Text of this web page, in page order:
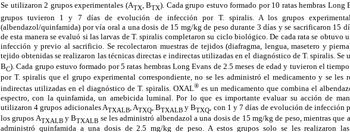
Se utilizaron 2 grupos experimentales (ATX, BTX). Cada grupo estuvo formado por 10 ratas hembras Long
grupos tuvieron 1 y 7 días de evolución de infección por T. spiralis. A los grupos
(albendazol/quinfamida) por vía oral a una dosis de 15 mg/kg de peso durante 3 días y se sacrificaron 15
de esta manera se evaluó si las larvas de T. spiralis completaron su ciclo biológico. De cada rata se obtuvo
infección y previo al sacrificio. Se recolectaron muestras de tejidos (diafragma, lengua, masetero y
tejido obtenidas se realizaron las técnicas directas e indirectas utilizadas en el diagnóstico de T. spiralis.
BC). Cada grupo estuvo formado por 5 ratas hembras Long Evans de 2.5 meses de edad y tuvieron el
por T. spiralis que el grupo experimental correspondiente, no se les administró el medicamento y se les
indirectas utilizadas en el diagnóstico de T. spiralis. OXAL® es un medicamento que combina el
espectro, con la quinfamida, un amebicida luminal. Por lo que es importante evaluar su acción de
utilizaron 4 grupos adicionales ATXALB, ATXQ, BTXALB y BTXQ , con 1 y 7 días de evolución de infección
los grupos ATXALBy BTXALB se les administró albendazol a una dosis de 15 mg/kg de peso, mientras que
administró quinfamida a una dosis de 2.5 mg/kg de peso. A estos grupos solo se les realizaron